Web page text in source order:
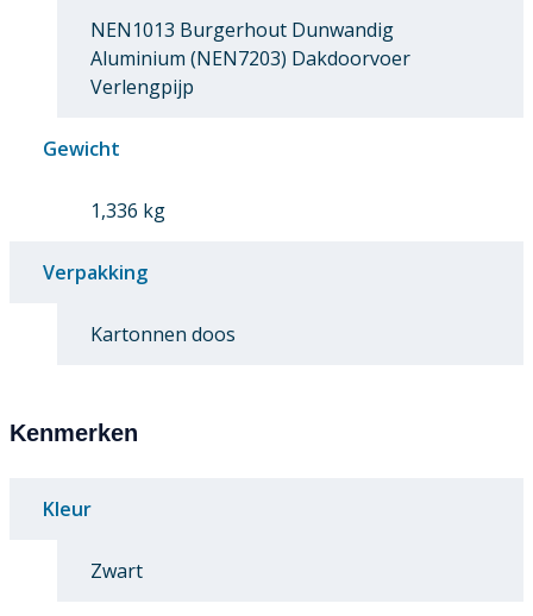
NEN1013 Burgerhout Dunwandig
Aluminium (NEN7203) Dakdoorvoer
Verlengpijp
Gewicht
1,336 kg
Verpakking
Kartonnen doos
Kenmerken
Kleur
Zwart